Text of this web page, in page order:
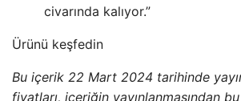
civarında kalıyor.”
Ürünü keşfedin
Bu içerik 22 Mart 2024 tarihinde
fiyatları, içeriğin yayınlanmasından